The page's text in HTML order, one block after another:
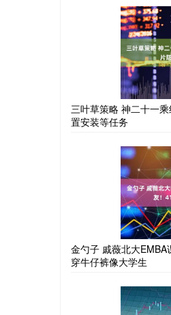
三叶草策略 神二十一
置安装等任务
金勺子 戚薇北大
穿牛仔裤像大学生